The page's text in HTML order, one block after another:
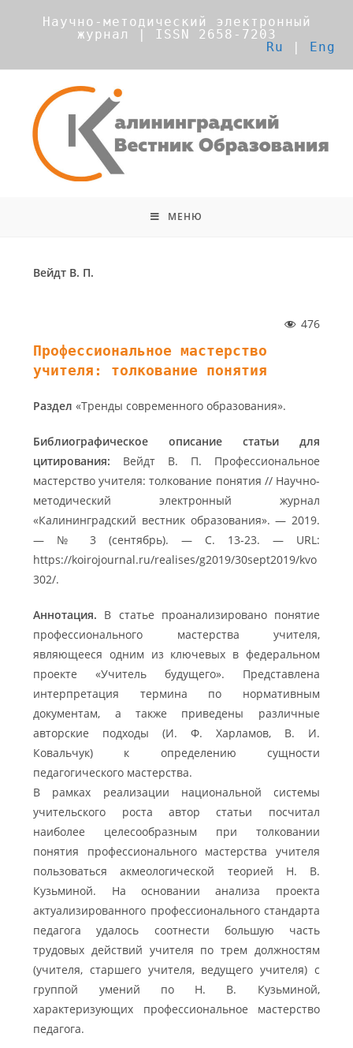
Научно-методический электронный
журнал | ISSN 2658-7203
Ru | Eng
МЕНЮ
Вейдт В. П.
476
Профессиональное мастерство
учителя: толкование понятия
Раздел «Тренды современного образования».
Библиографическое описание статьи для
цитирования: Вейдт В. П. Профессиональное
мастерство учителя: толкование понятия // Научно-
методический электронный журнал
«Калининградский вестник образования». — 2019.
— № 3 (сентябрь). — С. 13-23. — URL:
https://koirojournal.ru/realises/g2019/30sept2019/kvo
302/.
Аннотация. В статье проанализировано понятие
профессионального мастерства учителя,
являющееся одним из ключевых в федеральном
проекте «Учитель будущего». Представлена
интерпретация термина по нормативным
документам, а также приведены различные
авторские подходы (И. Ф. Харламов, В. И.
Ковальчук) к определению сущности
педагогического мастерства.
В рамках реализации национальной системы
учительского роста автор статьи посчитал
наиболее целесообразным при толковании
понятия профессионального мастерства учителя
пользоваться акмеологической теорией Н. В.
Кузьминой. На основании анализа проекта
актуализированного профессионального стандарта
педагога удалось соотнести большую часть
трудовых действий учителя по трем должностям
(учителя, старшего учителя, ведущего учителя) с
группой умений по Н. В. Кузьминой,
характеризующих профессиональное мастерство
педагога.